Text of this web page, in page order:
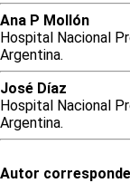
Ana P Mollón
Hospital Nacional
Argentina.
José Díaz
Hospital Nacional
Argentina.
Autor